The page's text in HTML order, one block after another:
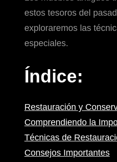
estos tesoros del
exploraremos las
especiales.
Índice:
Restauración y
Comprendiendo la
Técnicas de
Consejos Importantes